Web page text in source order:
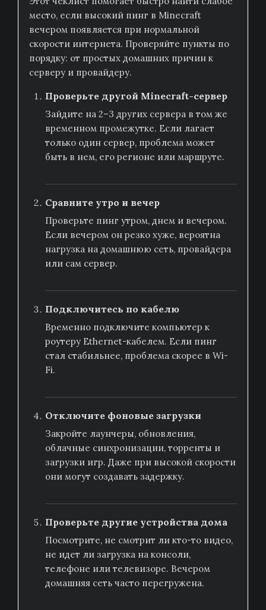
место, если высокий пинг в Minecraft
вечером появляется при нормальной
скорости интернета. Проверяйте пункты по
порядку: от простых домашних причин к
серверу и провайдеру.
Проверьте другой Minecraft-сервер
Зайдите на 2–3 других сервера в том же
временном промежутке. Если лагает
только один сервер, проблема может
быть в нем, его регионе или маршруте.
Сравните утро и вечер
Проверьте пинг утром, днем и вечером.
Если вечером он резко хуже, вероятна
нагрузка на домашнюю сеть, провайдера
или сам сервер.
Подключитесь по кабелю
Временно подключите компьютер к
роутеру Ethernet-кабелем. Если пинг
стал стабильнее, проблема скорее в Wi-
Fi.
Отключите фоновые загрузки
Закройте лаунчеры, обновления,
облачные синхронизации, торренты и
загрузки игр. Даже при высокой скорости
они могут создавать задержку.
Проверьте другие устройства дома
Посмотрите, не смотрит ли кто-то видео,
не идет ли загрузка на консоли,
телефоне или телевизоре. Вечером
домашняя сеть часто перегружена.